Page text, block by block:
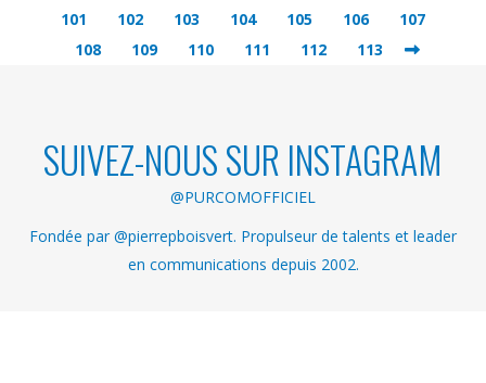
101
102 103 104 105 106
107
108
109 110 111 112 113
SUIVEZ-NOUS SUR INSTAGRAM
@PURCOMOFFICIEL
Fondée par @pierrepboisvert. Propulseur de talents et leader
en communications depuis 2002.